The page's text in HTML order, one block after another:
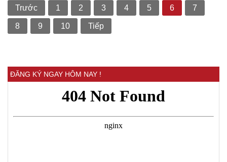
Trước 1 2 3 4 5 6 7
8 9 10 Tiếp
ĐĂNG KÝ NGAY HÔM NAY !